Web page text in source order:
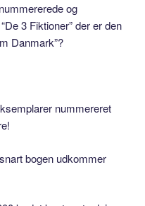
og
3 Fiktioner” der er den
Danmark”?
nummereret
bogen udkommer